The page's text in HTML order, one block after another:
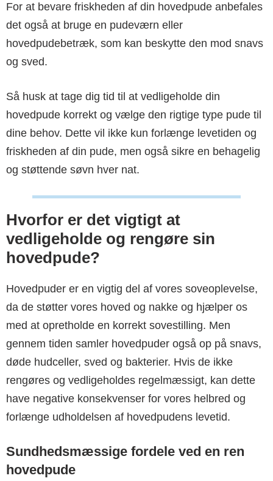
For at bevare friskheden af din hovedpude anbefales
det også at bruge en pudeværn eller
hovedpudebetræk, som kan beskytte den mod snavs
og sved.
Så husk at tage dig tid til at vedligeholde din
hovedpude korrekt og vælge den rigtige type pude til
dine behov. Dette vil ikke kun forlænge levetiden og
friskheden af din pude, men også sikre en behagelig
og støttende søvn hver nat.
Hvorfor er det vigtigt at
vedligeholde og rengøre sin
hovedpude?
Hovedpuder er en vigtig del af vores soveoplevelse,
da de støtter vores hoved og nakke og hjælper os
med at opretholde en korrekt sovestilling. Men
gennem tiden samler hovedpuder også op på snavs,
døde hudceller, sved og bakterier. Hvis de ikke
rengøres og vedligeholdes regelmæssigt, kan dette
have negative konsekvenser for vores helbred og
forlænge udholdelsen af hovedpudens levetid.
Sundhedsmæssige fordele ved en ren
hovedpude